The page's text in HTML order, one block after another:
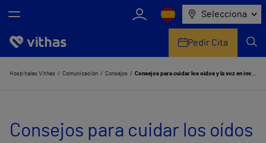
Selecciona
Nosotros
Servicios de salud
Pedir Cita
Hospitales Vithas Comunicación Consejos Consejos para cuidar los oídos y la voz en invierno
Consejos para cuidar los oídos